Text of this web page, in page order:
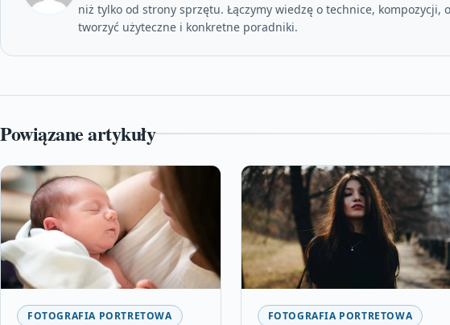
niż tylko od strony sprzętu. Łączymy wiedzę o technice,
tworzyć użyteczne i konkretne poradniki.
Powiązane artykuły
FOTOGRAFIA PORTRETOWA
FOTOGRAFIA PORTRETOWA